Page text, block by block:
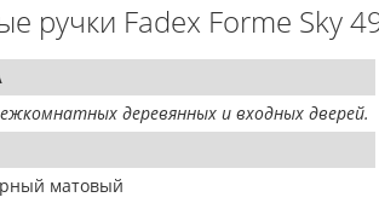
ручки Fadex Forme Sky
деревянных и входных дверей.
матовый